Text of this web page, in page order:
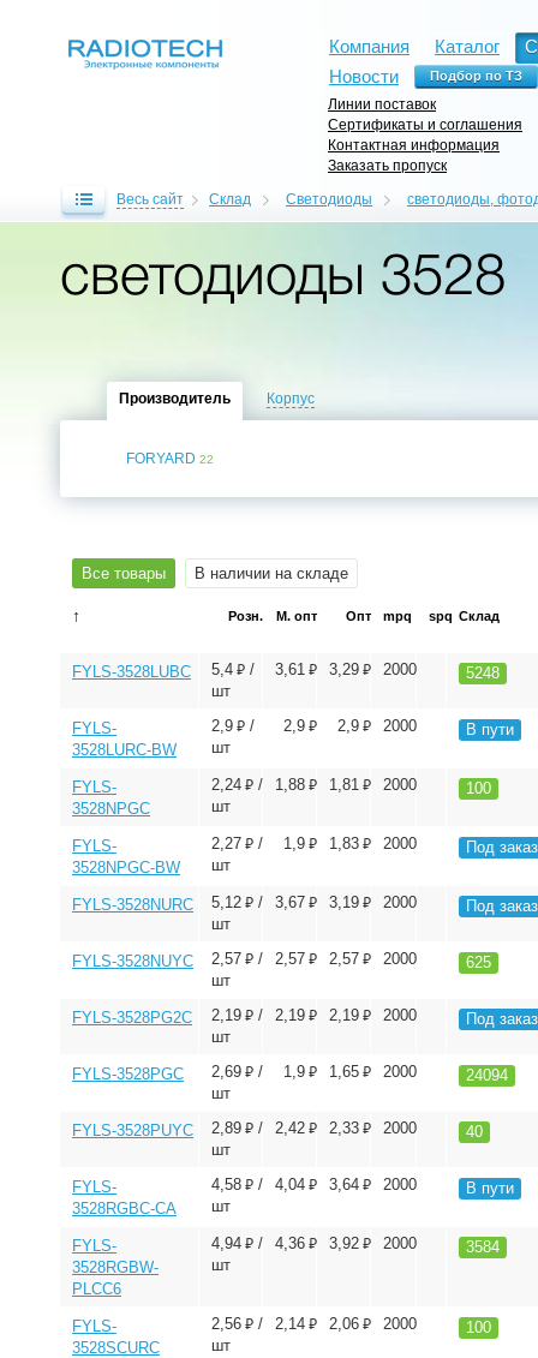
Компания Каталог
Новости
Линии поставок
Сертификаты и соглашения
Контактная информация
Заказать пропуск
Весь сайт Склад Светодиоды светодиоды,
светодиоды 3528
Производитель Корпус
FORYARD 22
Все товары В наличии на складе
↑ Розн. М. опт Опт mpq spq Склад
FYLS-3528LUBC 5,4 ⃏ /
шт
3,61 ⃏ 3,29 ⃏ 2000 5248
FYLS-
3528LURC-BW
2,9 ⃏ /
шт
2,9 ⃏ 2,9 ⃏ 2000 В пути
FYLS-
3528NPGC
2,24 ⃏ /
шт
1,88 ⃏ 1,81 ⃏ 2000 100
FYLS-
3528NPGC-BW
2,27 ⃏ /
шт
1,9 ⃏ 1,83 ⃏ 2000 Под заказ
FYLS-3528NURC 5,12 ⃏ /
шт
3,67 ⃏ 3,19 ⃏ 2000 Под заказ
FYLS-3528NUYC 2,57 ⃏ /
шт
2,57 ⃏ 2,57 ⃏ 2000 625
FYLS-3528PG2C 2,19 ⃏ /
шт
2,19 ⃏ 2,19 ⃏ 2000 Под заказ
FYLS-3528PGC 2,69 ⃏ /
шт
1,9 ⃏ 1,65 ⃏ 2000 24094
FYLS-3528PUYC 2,89 ⃏ /
шт
2,42 ⃏ 2,33 ⃏ 2000 40
FYLS-
3528RGBC-CA
4,58 ⃏ /
шт
4,04 ⃏ 3,64 ⃏ 2000 В пути
FYLS-
3528RGBW-
PLCC6
4,94 ⃏ /
шт
4,36 ⃏ 3,92 ⃏ 2000 3584
FYLS-
3528SCURC
2,56 ⃏ /
шт
2,14 ⃏ 2,06 ⃏ 2000 100